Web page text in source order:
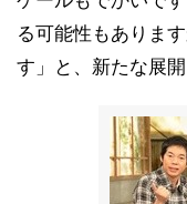
る可能性もありま
す」と、新たな展開